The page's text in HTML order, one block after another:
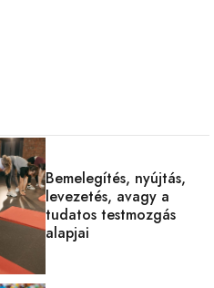
Bemelegítés, nyújtás,
levezetés, avagy a
tudatos testmozgás
alapjai